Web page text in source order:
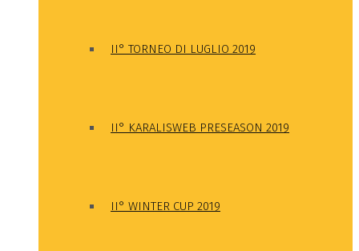
II° TORNEO DI LUGLIO 2019
II° KARALISWEB PRESEASON 2019
II° WINTER CUP 2019